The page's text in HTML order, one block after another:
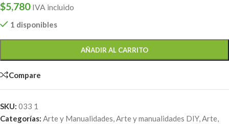
$5,780 IVA incluido
1 disponibles
AÑADIR AL CARRITO
Compare
SKU: 033 1
Categorías: Arte y Manualidades,Arte y manualidades DIY,Arte,